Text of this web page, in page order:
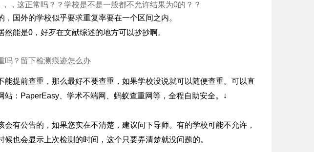
，这正常吗？？学校是不是一般都不允许结果为0的？？
国外的学校似乎要求重复率要在一个区间之内。
能是0，好歹在文献综述的地方可以抄抄啊。
吗？留下检测痕迹怎么办
能提前查重，那么最好不要查重，如果学校没说就可以随便查重。可以直
：PaperEasy、学术不端网、蚂蚁查重网等，全程自助安全。↓
有公告的，如果您实在不清楚，建议问下导师。有的学校可能不允许，
也会显示上次检测的时间，这个只要弄清楚就没问题的。